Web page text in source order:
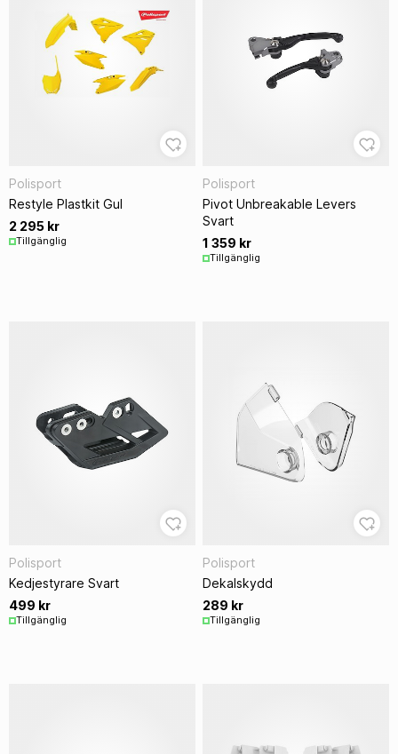
Polisport
Restyle Plastkit Gul
2 295 kr
Tillgänglig
Polisport
Pivot Unbreakable Levers
Svart
1 359 kr
Tillgänglig
Polisport
Kedjestyrare Svart
499 kr
Tillgänglig
Polisport
Dekalskydd
289 kr
Tillgänglig